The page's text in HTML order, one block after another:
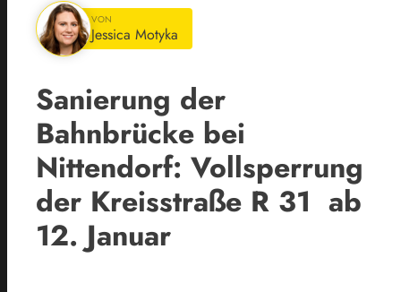
VON
Jessica Motyka
Sanierung der
Bahnbrücke bei
Nittendorf: Vollsperrung
der Kreisstraße R 31 ab
12. Januar